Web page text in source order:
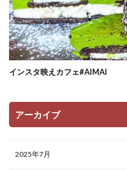
インスタ映えカフェ#AIMAI
アーカイブ
2025年7月